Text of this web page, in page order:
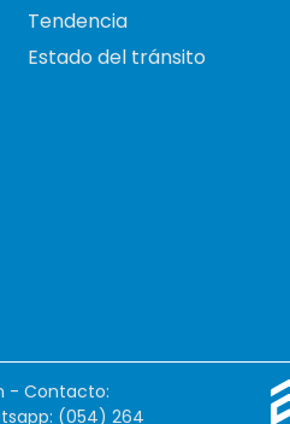
Tendencia
Estado del tránsito
- Contacto:
(054) 264